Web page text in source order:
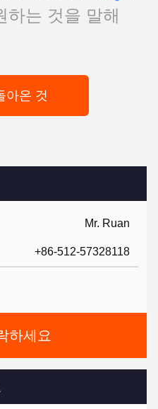
Mr. Ruan
+86-512-57328118
하세요
하는 것을 말해
아온 것